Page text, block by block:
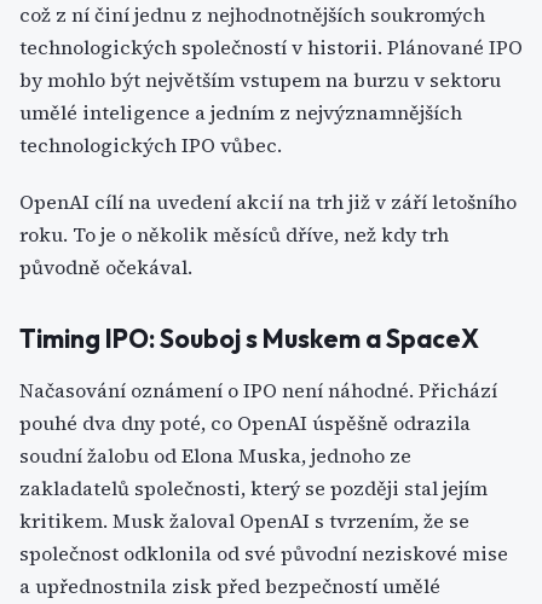
což z ní činí jednu z nejhodnotnějších soukromých
technologických společností v historii. Plánované IPO
by mohlo být největším vstupem na burzu v sektoru
umělé inteligence a jedním z nejvýznamnějších
technologických IPO vůbec.
OpenAI cílí na uvedení akcií na trh již v září letošního
roku. To je o několik měsíců dříve, než kdy trh
původně očekával.
Timing IPO: Souboj s Muskem a SpaceX
Načasování oznámení o IPO není náhodné. Přichází
pouhé dva dny poté, co OpenAI úspěšně odrazila
soudní žalobu od Elona Muska, jednoho ze
zakladatelů společnosti, který se později stal jejím
kritikem. Musk žaloval OpenAI s tvrzením, že se
společnost odklonila od své původní neziskové mise
a upřednostnila zisk před bezpečností umělé